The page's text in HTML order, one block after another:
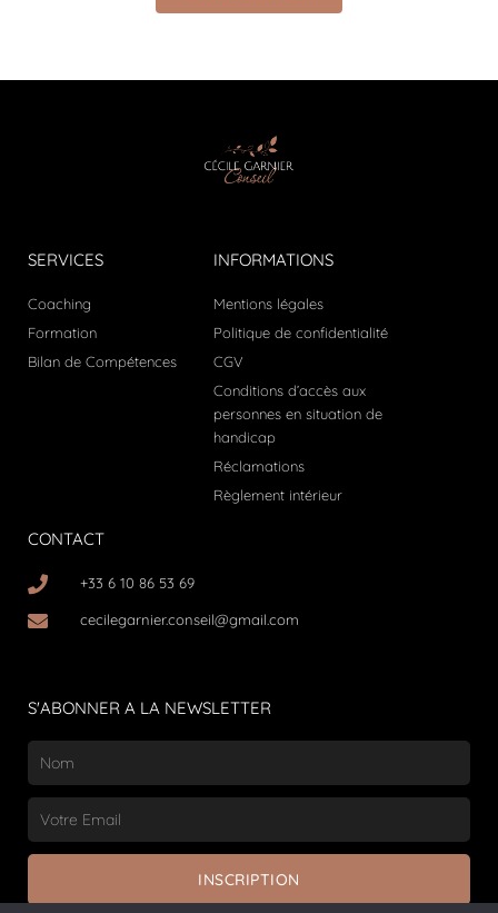
SERVICES
Coaching
Formation
Bilan de Compétences
INFORMATIONS
Mentions légales
Politique de confidentialité
CGV
Conditions d’accès aux
personnes en situation de
handicap
Réclamations
Règlement intérieur
CONTACT
+33 6 10 86 53 69
cecilegarnier.conseil@gmail.com
S'ABONNER A LA NEWSLETTER
INSCRIPTION